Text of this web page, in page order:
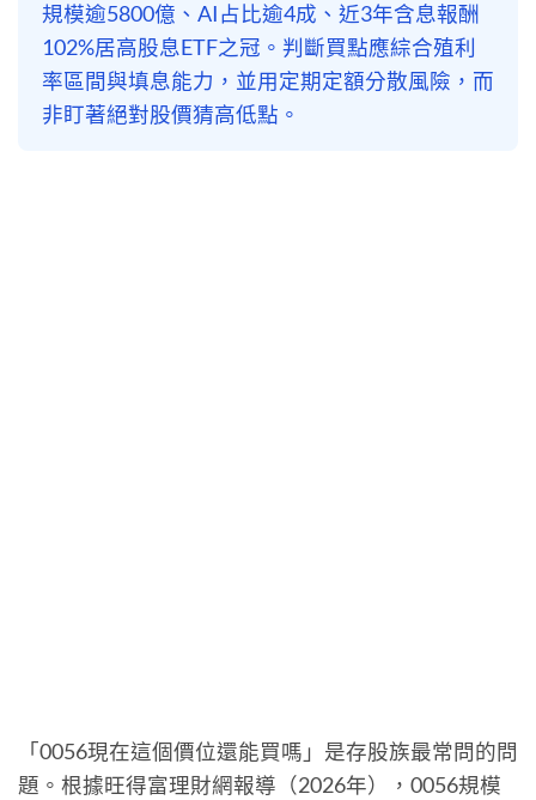
規模逾5800億、AI占比逾4成、近3年含息報酬
102%居高股息ETF之冠。判斷買點應綜合殖利
率區間與填息能力，並用定期定額分散風險，而
非盯著絕對股價猜高低點。
「0056現在這個價位還能買嗎」是存股族最常問的問
題。根據旺得富理財網報導（2026年），0056規模